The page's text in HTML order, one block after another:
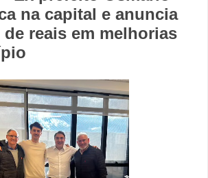
na capital e anuncia
de reais em melhorias